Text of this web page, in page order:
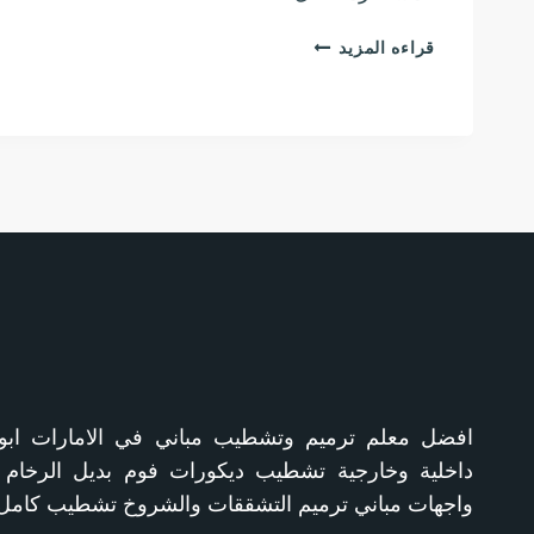
قراءه المزيد ديكورات
ظبي
افضل معلم ترميم وتشطيب مباني في الامارات
داخلية وخارجية تشطيب ديكورات فوم بديل
واجهات مباني ترميم التشققات والشروخ تشطيب